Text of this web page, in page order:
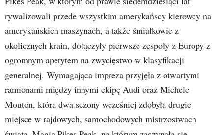
rywalizowali przede wszystkim amerykańscy kierowcy na
amerykańskich maszynach, a także śmiałkowie z
okolicznych krain, dołączyły pierwsze zespoły z Europy z
ogromnym apetytem na zwycięstwo w klasyfikacji
generalnej. Wymagająca impreza przyjęła z otwartymi
ramionami między innymi ekipę Audi oraz Michele
Mouton, która dwa sezony wcześniej zdobyła drugie
miejsce w rajdowych, samochodowych mistrzostwach